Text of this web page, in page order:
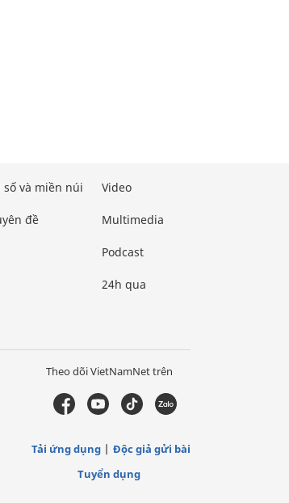
và miền núi
đề
Video
Multimedia
Podcast
24h qua
Theo dõi VietNamNet trên
Tải ứng dụng
Độc giả gửi bài
Tuyển dụng